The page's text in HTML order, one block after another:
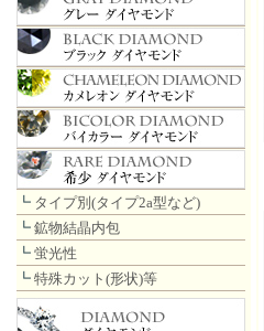
┗ タイプ別(タイプ2a型など)
┗ 鉱物結晶内包
┗ 蛍光性
┗ 特殊カット(形状)等